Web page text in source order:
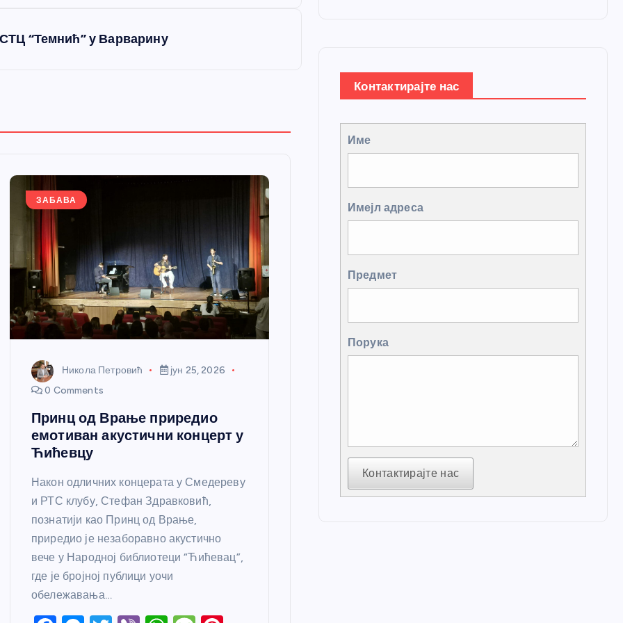
“Темнић” у Варварину
ЗАБАВА
Никола Петровић
јун 25, 2026
0 Comments
Принц од Врање приредио
емотиван акустични концерт у
Ћићевцу
Након одличних концерата у Смедереву
и РТС клубу, Стефан Здравковић,
познатији као Принц од Врање,
приредио је незаборавно акустично
вече у Народној библиотеци “Ћићевац”,
где је бројној публици уочи
обележавања…
Контактирајте нас
Име
Имејл адреса
Предмет
Порука
Контактирајте нас